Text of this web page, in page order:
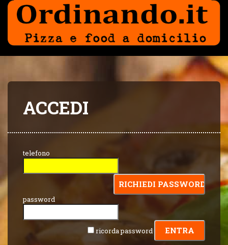
ACCEDI
telefono
password
ricorda password